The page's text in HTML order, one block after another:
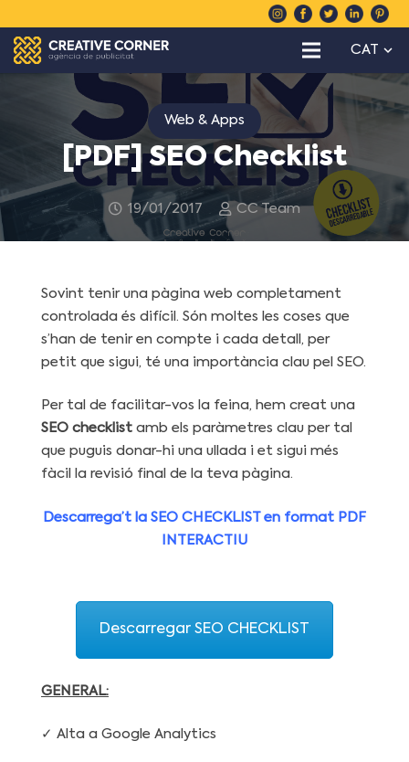
CAT
Web & Apps
[PDF] SEO Checklist
19/01/2017 CC Team
Sovint tenir una pàgina web completament
controlada és difícil. Són moltes les coses que
s’han de tenir en compte i cada detall, per
petit que sigui, té una importància clau pel SEO.
Per tal de facilitar-vos la feina, hem creat una
SEO checklist amb els paràmetres clau per tal
que puguis donar-hi una ullada i et sigui més
fàcil la revisió final de la teva pàgina.
Descarrega’t la SEO CHECKLIST en format PDF
INTERACTIU
Descarregar SEO CHECKLIST
GENERAL:
✓ Alta a Google Analytics